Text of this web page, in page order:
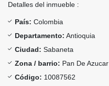
Detalles del inmueble :
País: Colombia
Departamento: Antioquia
Ciudad: Sabaneta
Zona / barrio: Pan De Azucar
Código: 10087562